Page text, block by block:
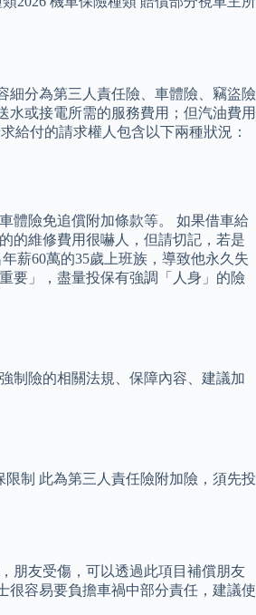
細分為第三人責任險、車體險、竊盜險
水或接電所需的服務費用；但汽油費用
給付的請求權人包含以下兩種狀況：
體險免追償附加條款等。 如果借車給
的維修費用很嚇人，但請切記，若是
薪60萬的35歲上班族，導致他永久失
要」，盡量投保有強調「人身」的險
制險的相關法規、保障內容、建議加
制 此為第三人責任險附加險，須先投
朋友受傷，可以透過此項目補償朋友
很容易要負擔車禍中部分責任，建議使